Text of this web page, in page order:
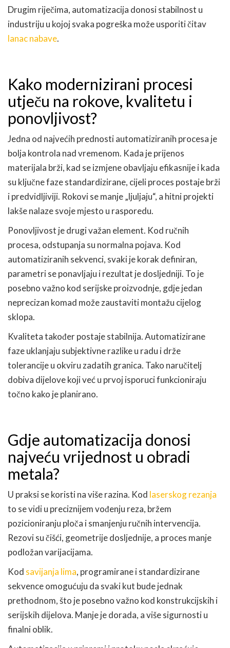
Drugim riječima, automatizacija donosi stabilnost u
industriju u kojoj svaka pogreška može usporiti čitav
lanac nabave.
Kako modernizirani procesi
utječu na rokove, kvalitetu i
ponovljivost?
Jedna od najvećih prednosti automatiziranih procesa je
bolja kontrola nad vremenom. Kada je prijenos
materijala brži, kad se izmjene obavljaju efikasnije i kada
su ključne faze standardizirane, cijeli proces postaje brži
i predvidljiviji. Rokovi se manje „ljuljaju“, a hitni projekti
lakše nalaze svoje mjesto u rasporedu.
Ponovljivost je drugi važan element. Kod ručnih
procesa, odstupanja su normalna pojava. Kod
automatiziranih sekvenci, svaki je korak definiran,
parametri se ponavljaju i rezultat je dosljedniji. To je
posebno važno kod serijske proizvodnje, gdje jedan
neprecizan komad može zaustaviti montažu cijelog
sklopa.
Kvaliteta također postaje stabilnija. Automatizirane
faze uklanjaju subjektivne razlike u radu i drže
tolerancije u okviru zadatih granica. Tako naručitelj
dobiva dijelove koji već u prvoj isporuci funkcioniraju
točno kako je planirano.
Gdje automatizacija donosi
najveću vrijednost u obradi
metala?
U praksi se koristi na više razina. Kod laserskog rezanja
to se vidi u preciznijem vođenju reza, bržem
pozicioniranju ploča i smanjenju ručnih intervencija.
Rezovi su čišći, geometrije dosljednije, a proces manje
podložan varijacijama.
Kod savijanja lima, programirane i standardizirane
sekvence omogućuju da svaki kut bude jednak
prethodnom, što je posebno važno kod konstrukcijskih i
serijskih dijelova. Manje je dorada, a više sigurnosti u
finalni oblik.